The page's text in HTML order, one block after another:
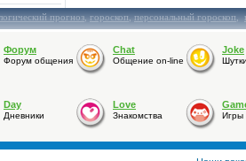
прогноз,гороскоп,персональный гороскоп,
Форум
Форум общения
Chat
Общение on-line
Joke
Day
Дневники
Love
Знакомства Игры